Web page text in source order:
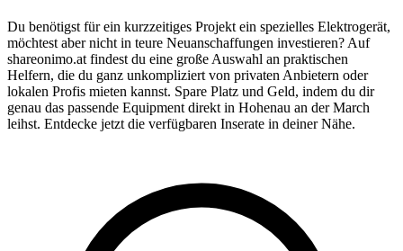
Du benötigst für ein kurzzeitiges Projekt ein spezielles Elektrogerät,
möchtest aber nicht in teure Neuanschaffungen investieren? Auf
shareonimo.at findest du eine große Auswahl an praktischen
Helfern, die du ganz unkompliziert von privaten Anbietern oder
lokalen Profis mieten kannst. Spare Platz und Geld, indem du dir
genau das passende Equipment direkt in Hohenau an der March
leihst. Entdecke jetzt die verfügbaren Inserate in deiner Nähe.